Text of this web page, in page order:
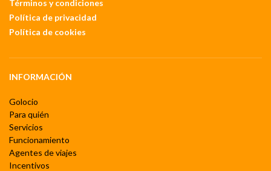
Términos y condiciones
Política de privacidad
Política de cookies
INFORMACIÓN
Golocio
Para quién
Servicios
Funcionamiento
Agentes de viajes
Incentivos